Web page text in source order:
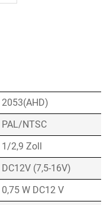
2053(AHD)
PAL/NTSC
1/2,9 Zoll
DC12V (7,5-16V)
0,75 W DC12 V